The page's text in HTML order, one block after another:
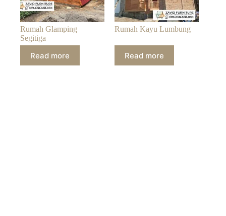
Rumah Glamping
Segitiga
Read more
Rumah Kayu Lumbung
Read more